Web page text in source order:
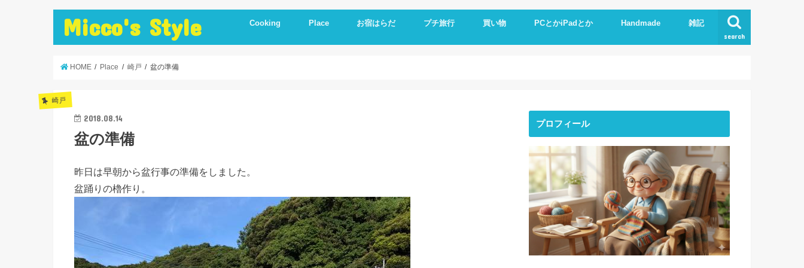
Micco's Style search
Cooking
cooking idea
冷蔵庫の残り物で作る
手抜き簡単レシピ
ダイエットレシピ
節約レシピ
保存食
炊飯器料理
簡単おやつ
低温調理
簡単＋一品
まかない
お弁当
レシピとか
美味しいもの
便利調理器
Place
崎戸
佐世保
長崎
大連
久留米
福岡
お宿はらだ
修学旅行
体験民宿夕ご飯
体験民宿朝食
プチ旅行
Hotel
朝食
ランチ
夕食
買い物
海外通販
PCとかiPadとか
iPhone
ipad
Excel.Word
AI
Handmade
Knit
ストーンアート
服作り
雑記
読書
HOME Place 崎戸 盆の準備
崎戸
2018.08.14
盆の準備
昨日は早朝から盆行事の準備をしました。
盆踊りの櫓作り。
プロフィール